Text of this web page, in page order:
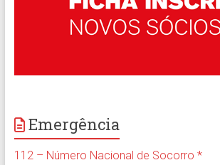
Emergência
112 – Número Nacional de Socorro *